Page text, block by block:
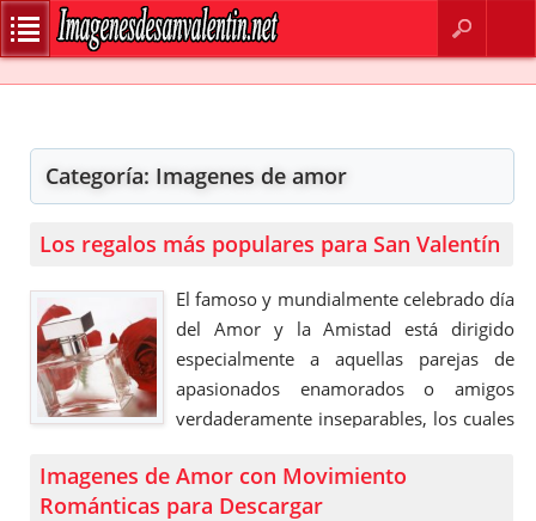
CONTACTO
BUSCAR
Categoría: Imagenes de amor
Los regalos más populares para San Valentín
El famoso y mundialmente celebrado día
del Amor y la Amistad está dirigido
especialmente a aquellas parejas de
apasionados enamorados o amigos
verdaderamente inseparables, los cuales
para entregar algún regalo u obsequio
para esa persona especial. Pero a ciencia
Imagenes de Amor con Movimiento
Románticas para Descargar